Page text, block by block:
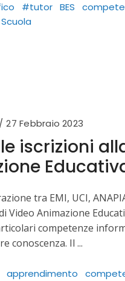
#tutor BES
Scuola
27 Febbraio 2023
iscrizioni
tra EMI, UCI,
Video Animazione
competenze
conoscenza. Il
apprendimento